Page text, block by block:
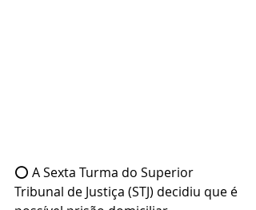
⭕ A Sexta Turma do Superior
Tribunal de Justiça (STJ) decidiu que é